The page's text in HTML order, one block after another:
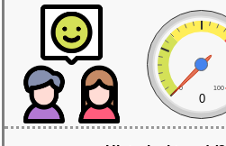
0 100
0